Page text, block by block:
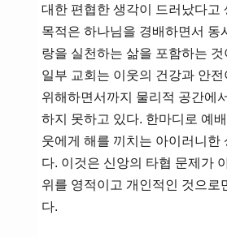
대한 편협한 생각이 드러났다고
목적은 하나님을 경배하면서 동
랑을 실천하는 삶을 포함하는 것
일부 교회는 이웃의 건강과 안
위해하면서까지 물리적 공간에
하지 못하고 있다. 한마디로 예
웃에게 해를 끼치는 아이러니한
다. 이것은 신앙의 타협 문제가
위를 영적이고 개인적인 것으로
다.